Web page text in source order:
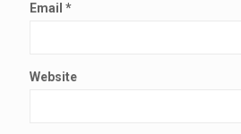
Email *
Website